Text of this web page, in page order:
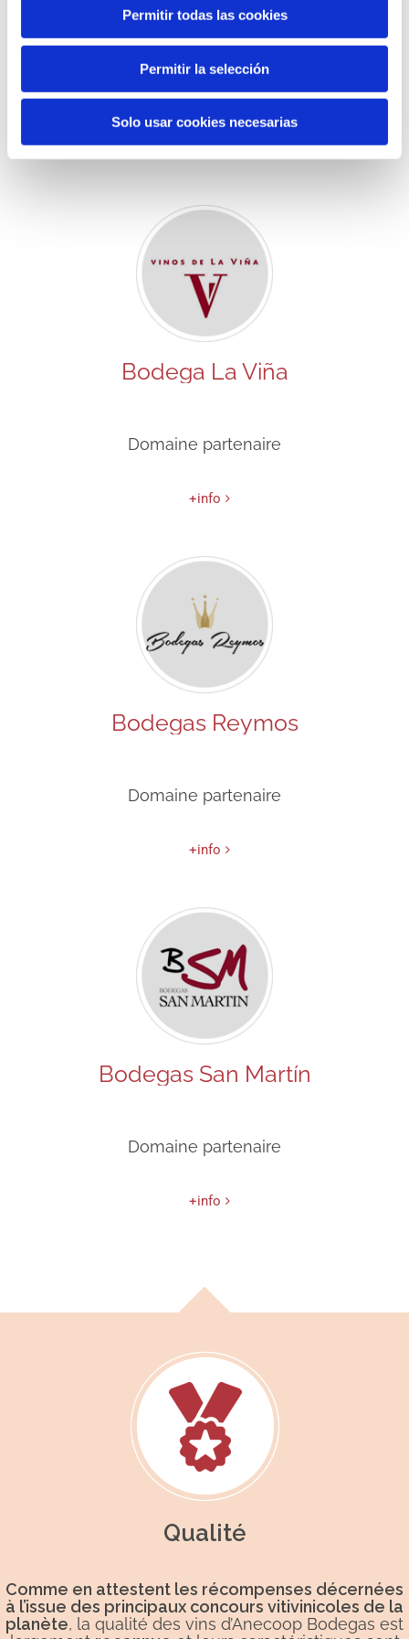
Permitir todas las cookies
Permitir la selección
Solo usar cookies necesarias
Tout ceci est rendu
possible grâce au travail
d’Anecoop Bodegas et de
ses domaines partenaires.
Bodega La Viña
Domaine partenaire
+info
Bodegas Reymos
Domaine partenaire
+info
Bodegas San Martín
Domaine partenaire
+info
Qualité
Comme en attestent les récompenses décernées
à l’issue des principaux concours vitivinicoles de la
planète, la qualité des vins d’Anecoop Bodegas est